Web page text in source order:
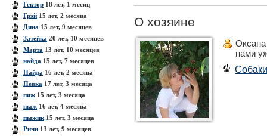
Гектор 18 лет, 1 месяц
Грэй 15 лет, 2 месяца
Дина 15 лет, 9 месяцев
Затейка 20 лет, 10 месяцев
Марта 13 лет, 10 месяцев
найда 15 лет, 7 месяцев
Найда 16 лет, 2 месяца
Певка 17 лет, 3 месяца
пиж 15 лет, 3 месяца
пыж 16 лет, 4 месяца
пыжик 15 лет, 3 месяца
Ричи 13 лет, 9 месяцев
О хозяине
нами
Собаки